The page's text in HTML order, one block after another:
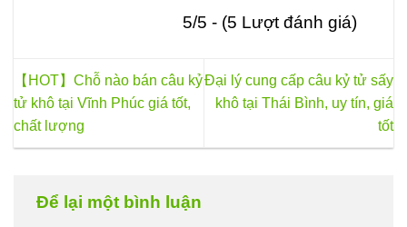
5/5 - (5 Lượt đánh giá)
【HOT】Chỗ nào bán câu kỷ
tử khô tại Vĩnh Phúc giá tốt,
chất lượng
Đại lý cung cấp câu kỷ tử sấy
khô tại Thái Bình, uy tín, giá
tốt
Để lại một bình luận